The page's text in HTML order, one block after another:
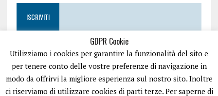
ISCRIVITI
GDPR Cookie
Utilizziamo i cookies per garantire la funzionalità del sito e
per tenere conto delle vostre preferenze di navigazione in
modo da offrirvi la migliore esperienza sul nostro sito. Inoltre
ci riserviamo di utilizzare cookies di parti terze. Per saperne di